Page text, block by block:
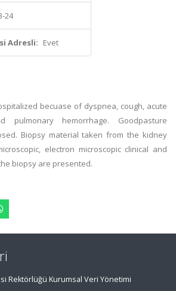
24
Adresli: Evet
becuase of dyspnea, cough, acute
pulmonary hemorrhage. Goodpasture
Biopsy material taken from the kidney
electron microscopic clinical and
biopsy are presented.
Rektörlüğü Kurumsal Veri Yönetimi